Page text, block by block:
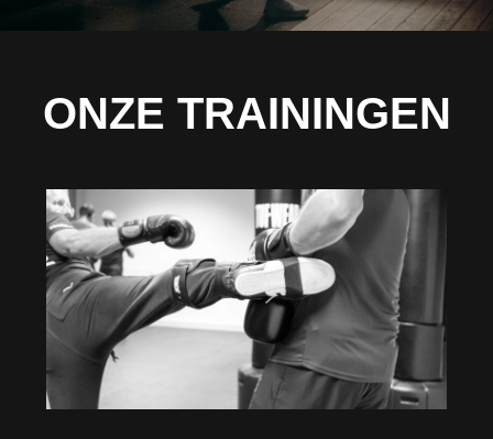
ONZE TRAININGEN